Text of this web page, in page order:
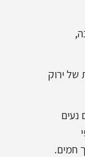
של ירוק
נעים
חמים.